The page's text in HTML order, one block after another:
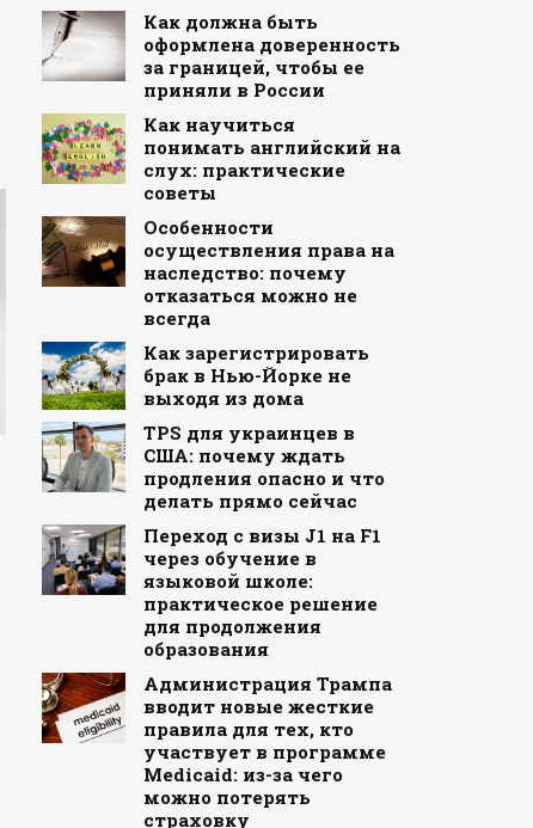
Как должна быть
оформлена доверенность
за границей, чтобы ее
приняли в России
Как научиться
понимать английский на
слух: практические
советы
Особенности
осуществления права на
наследство: почему
отказаться можно не
всегда
Как зарегистрировать
брак в Нью-Йорке не
выходя из дома
TPS для украинцев в
США: почему ждать
продления опасно и что
делать прямо сейчас
Переход с визы J1 на F1
через обучение в
языковой школе:
практическое решение
для продолжения
образования
Администрация Трампа
вводит новые жесткие
правила для тех, кто
участвует в программе
Medicaid: из-за чего
можно потерять
страховку